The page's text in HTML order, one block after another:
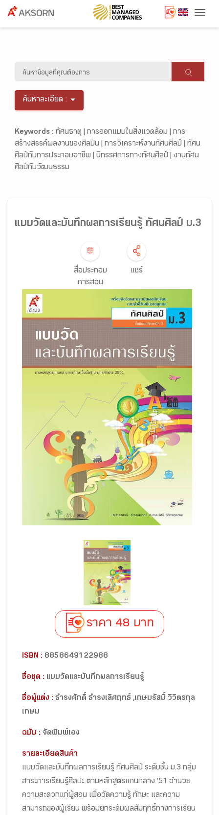
ค้นหาละเอียด :
Keywords : ทัศนธาตุ | การออกแบบในสิ่งแวดล้อม | การ
สร้างสรรค์ผลงานของศิลปิน | การวิเคราะห์งานทัศนศิลป์ | ทัศน
ศิลป์กับการประกอบอาชีพ | นิทรรศการทางทัศนศิลป์ | งานทัศน
ศิลป์กับวัฒนธรรม
แบบวัดและบันทึกผลการเรียนรู้ ทัศนศิลป์ ม.3
สื่อประกอบ
การสอน
แชร์
ราคา 48 บาท
ISBN : 8858649122988
ชื่อชุด : แบบวัดและบันทึกผลการเรียนรู้
ชื่อผู้แต่ง :
เกษม
ฉบับ : จัดพิมพ์เอง
รายละเอียดสินค้า
แบบวัดและบันทึกผลการเรียนรู้ ทัศนศิลป์ ระดับชั้น ม.3 กลุ่ม
สาระการเรียนรู้ศิลปะ ตามหลักสูตรแกนกลาง '51 อำนวย
ความสะดวกแก่ผู้สอน เพื่อวัดความรู้ ทักษะ และความ
สามารถของผู้เรียน พร้อมยกระดับผลสัมฤทธิ์ทางการเรียน